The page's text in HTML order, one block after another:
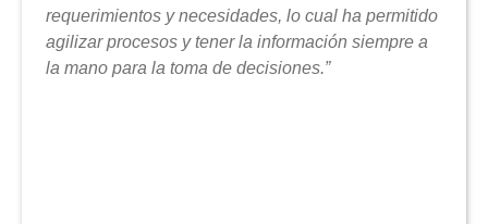
requerimientos y necesidades, lo cual ha permitido
agilizar procesos y tener la información siempre a
la mano para la toma de decisiones.”